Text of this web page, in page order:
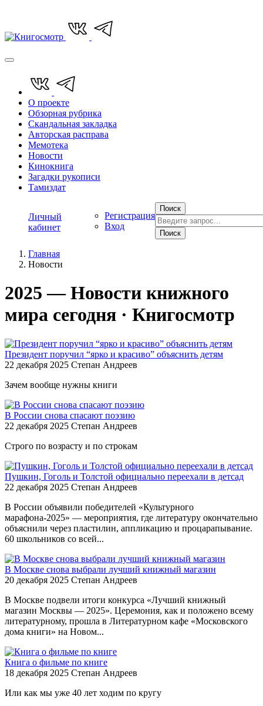
О проекте
Обзорная рубрика
Скандальная закладка
Авторская расправа
Мемотека
Новости
Кинокнига
Загадки рукописи
Тамиздат
Личный
кабинет
Регистрация
Вход
Поиск
Поиск
Главная
Новости
2025 — Новости книжного
мира сегодня · Книгосмотр
Президент поручил “ярко и красиво” объяснить детям
22 декабря 2025 Степан Андреев
Зачем вообще нужны книги
В России снова спасают поэзию
22 декабря 2025 Степан Андреев
Строго по возрасту и по строкам
Пушкин, Гоголь и Толстой официально переехали в детсад
22 декабря 2025 Степан Андреев
В России объявили победителей «Культурного
марафона-2025» — мероприятия, где литературу окончательно
объяснили через пластилин, аппликацию и процарапывание.
60 школьников со всей...
В Москве снова выбрали лучший книжный магазин
20 декабря 2025 Степан Андреев
В Москве подвели итоги конкурса «Лучший книжный
магазин Москвы — 2025». Церемония, как и положено всему
литературному, прошла в Литературном кафе «Московского
дома книги» на Новом...
Книга о фильме по книге
18 декабря 2025 Степан Андреев
Или как мы уже 40 лет ходим по кругу